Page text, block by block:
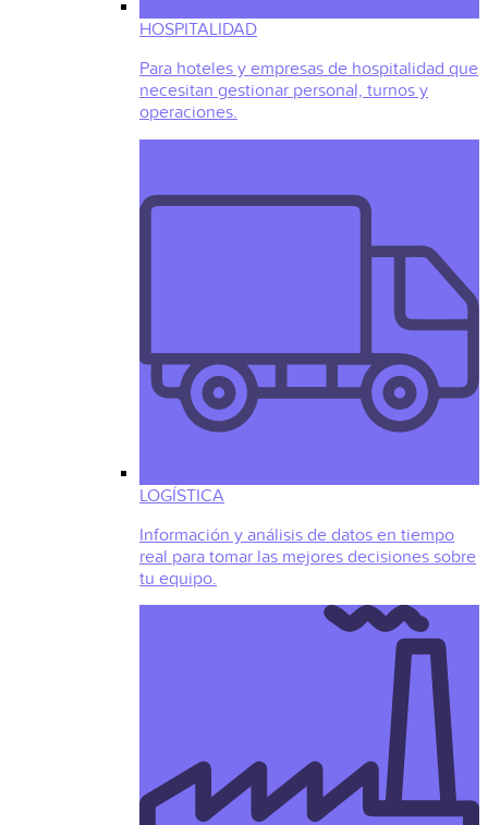
HOSPITALIDAD
Para hoteles y empresas de hospitalidad que
necesitan gestionar personal, turnos y
operaciones.
LOGÍSTICA
Información y análisis de datos en tiempo
real para tomar las mejores decisiones sobre
tu equipo.